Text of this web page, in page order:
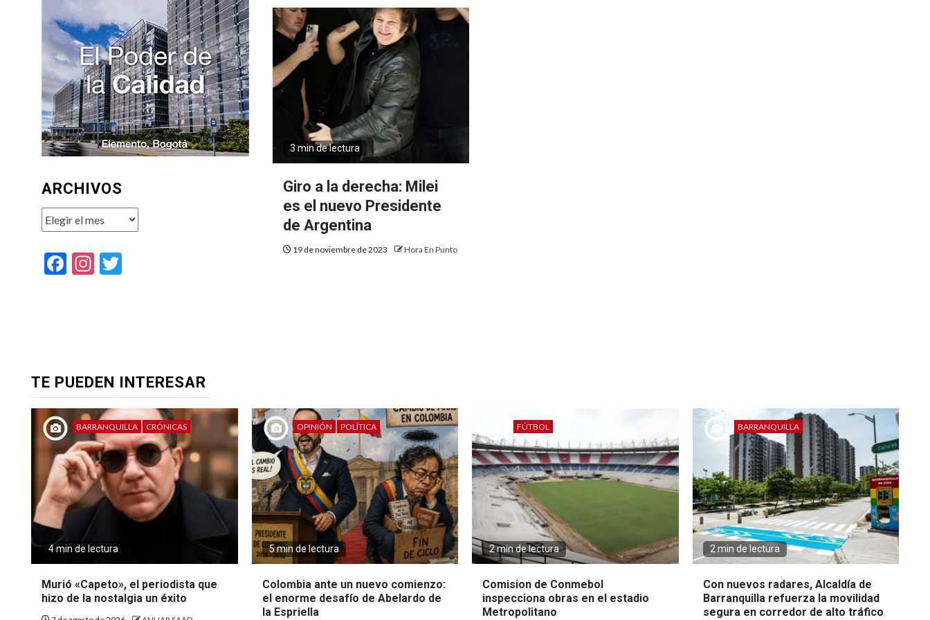
3 min de lectura
Giro a la derecha: Milei
es el nuevo Presidente
de Argentina
19 de noviembre de 2023 Hora En Punto
ARCHIVOS
Archivos
Facebook
Instagram
TE PUEDEN INTERESAR
BARRANQUILLA CRÓNICAS
4 min de lectura
Murió «Capeto», el periodista que
hizo de la nostalgia un éxito
OPINIÓN POLÍTICA
5 min de lectura
Colombia ante un nuevo comienzo:
el enorme desafío de Abelardo de
la Espriella
FÚTBOL
2 min de lectura
Comision de Conmebol
inspecciona obras en el estadio
Metropolitano
BARRANQUILLA
2 min de lectura
Con nuevos radares, Alcaldía de
Barranquilla refuerza la movilidad
segura en corredor de alto tráfico